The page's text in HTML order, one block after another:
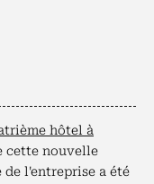
hôtel à
cette nouvelle
de l'entreprise a été